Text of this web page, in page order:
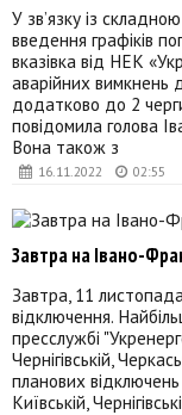
16.11.2022 02:55
У зв’язку із
введення графіків
вказівка від НЕК
аварійних вимкнень
додатково до 2
повідомила голова
Вона також з
Завтра на Івано-
Завтра, 11
відключення.
пресслужбі
Чернігівській,
планових
Київській,